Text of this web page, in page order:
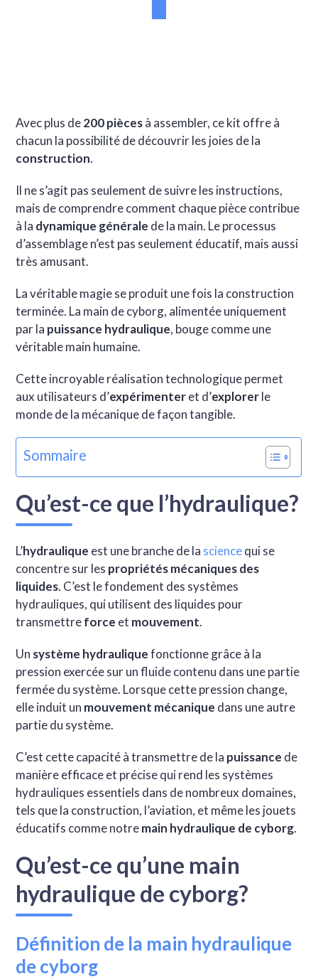
Avec plus de200 piècesà assembler, ce kit offre à
chacun la possibilité de découvrir les joies de la
construction.
Il ne s’agit pas seulement de suivre les instructions,
mais de comprendre comment chaque pièce contribue
à la dynamique générale de la main. Le processus
d’assemblage n’est pas seulement éducatif, mais aussi
très amusant.
La véritable magie se produit une fois la construction
terminée. La main de cyborg, alimentée uniquement
par la puissance hydraulique, bouge comme une
véritable main humaine.
Cette incroyable réalisation technologique permet
aux utilisateurs d’expérimenteret d’explorerle
monde de la mécanique de façon tangible.
Sommaire
Qu’est-ce que l’hydraulique?
L’hydraulique est une branche de la sciencequi se
concentre sur les propriétés mécaniques des
liquides. C’est le fondement des systèmes
hydrauliques, qui utilisent des liquides pour
transmettreforce et mouvement.
Un système hydrauliquefonctionne grâce à la
pression exercée sur un fluide contenu dans une partie
fermée du système. Lorsque cette pression change,
elle induit un mouvement mécanique dans une autre
partie du système.
C’est cette capacité à transmettre de la puissance de
manière efficace et précise qui rend les systèmes
hydrauliques essentiels dans de nombreux domaines,
tels que la construction, l’aviation, et même les jouets
éducatifs comme notremain hydraulique de cyborg.
Qu’est-ce qu’une main
hydraulique de cyborg?
Définition de la main hydraulique
de cyborg